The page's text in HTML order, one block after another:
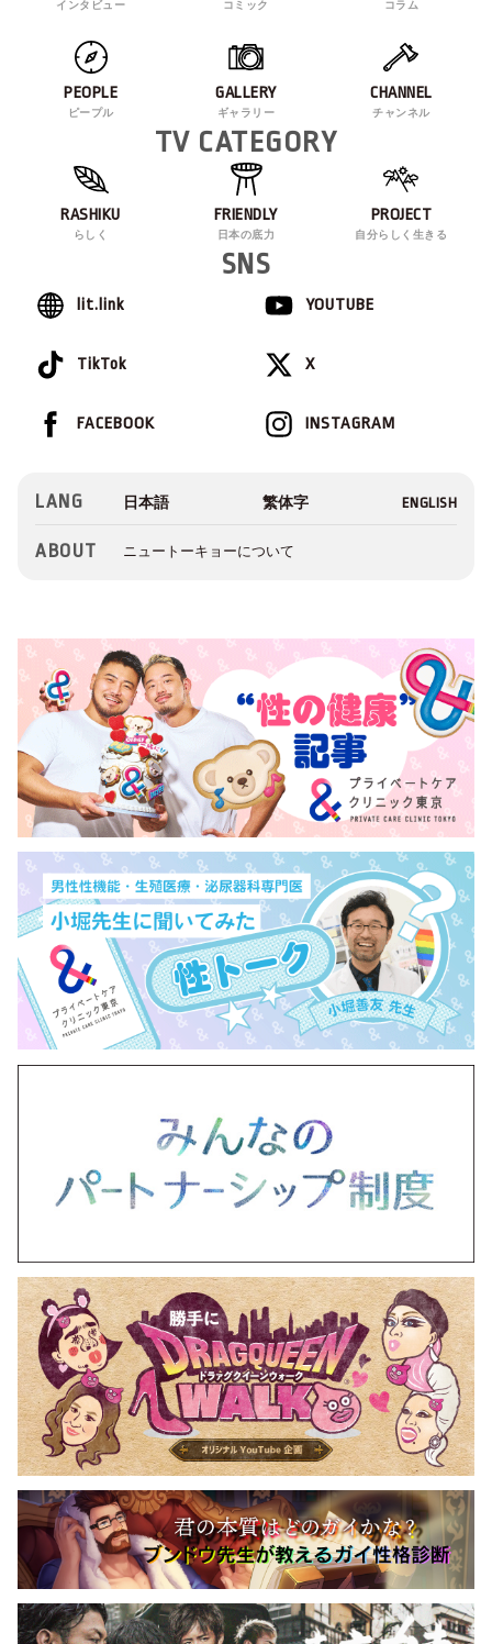
インタビュー コミック コラム
PEOPLE
ピープル
GALLERY
ギャラリー
CHANNEL
チャンネル
TV CATEGORY
RASHIKU
らしく
FRIENDLY
日本の底力
PROJECT
自分らしく生きる
SNS
lit.link YOUTUBE
TikTok X
INSTAGRAM
FACEBOOK
LANG
ABOUT ニュートーキョーについて